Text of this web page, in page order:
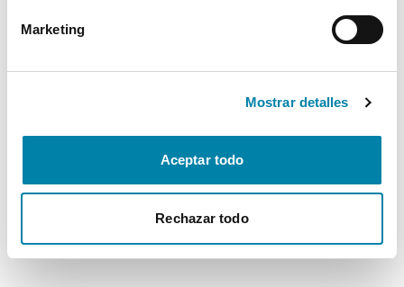
Marketing
Mostrar detalles
Aceptar todo
Rechazar todo